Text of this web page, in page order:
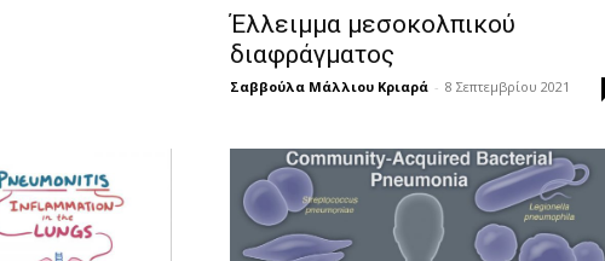
Έλλειμμα μεσοκολπικού
διαφράγματος
Σαββούλα Μάλλιου Κριαρά - 8 Σεπτεμβρίου 2021